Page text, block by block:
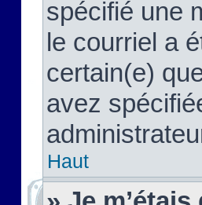
spécifié une
le courriel a
certain(e)
avez
Haut